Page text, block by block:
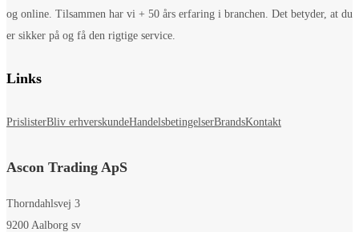
og online. Tilsammen har vi + 50 års erfaring i branchen. Det betyder, at du
er sikker på og få den rigtige service.
Links
PrislisterBliv erhverskundeHandelsbetingelserBrandsKontakt
Ascon Trading ApS
Thorndahlsvej 3
9200 Aalborg sv